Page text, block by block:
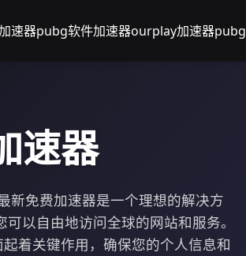
速器pubg软件加速器ourplay加速器pubg
速器
新免费加速器是一个理想的解决方
以自由地访问全球的网站和服务。
着关键作用，确保您的个人信息和